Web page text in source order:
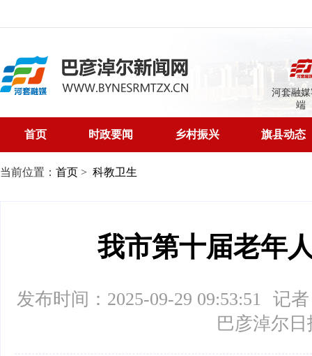
河套融
端
首页 时政要闻 乡村振兴 旗县动态
当前位置： 首页 > 科教卫生
我市第十届老年
发布时间：2025-09-29 09:53:51
记
巴彦淖尔日